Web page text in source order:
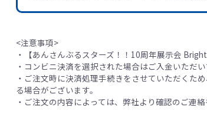
<注意事項>
・【あんさんぶるスターズ！！10周年展示会
・コンビニ決済を選択された場合はご入金いただ
・ご注文時に決済処理手続きをさせていただくた
る場合がございます。
・ご注文の内容によっては、弊社より確認のご連